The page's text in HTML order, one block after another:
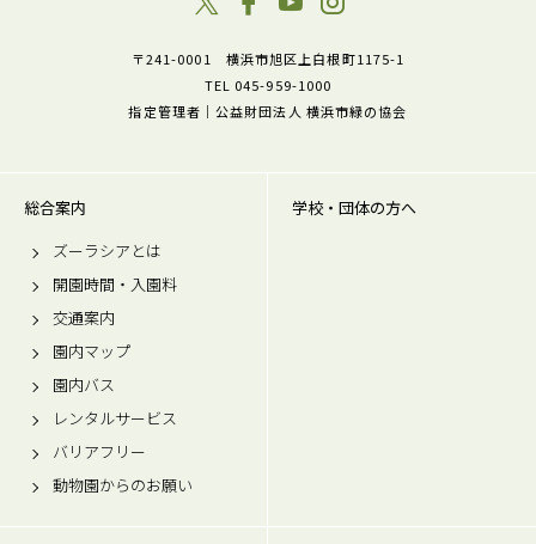
〒241-0001 横浜市旭区上白根町1175-1
TEL 045-959-1000
指定管理者｜公益財団法人 横浜市緑の協会
総合案内
ズーラシアとは
開園時間・入園料
交通案内
園内マップ
園内バス
レンタルサービス
バリアフリー
動物園からのお願い
学校・団体の方へ